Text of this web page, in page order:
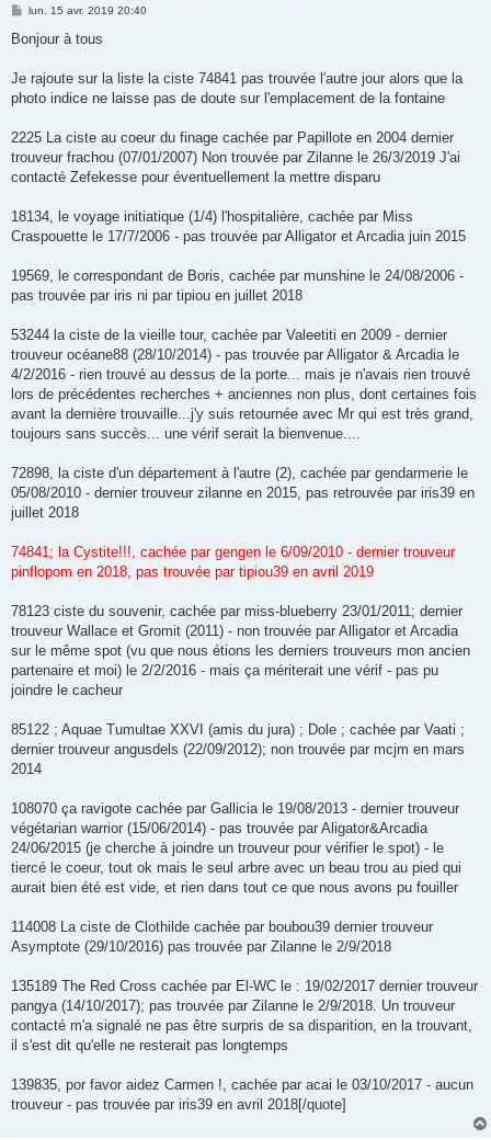
M
s
g
lun. 15 avr. 2019 20:40
Bonjour à tous
Je rajoute sur la liste la ciste 74841 pas trouvée l'autre jour alors que la
photo indice ne laisse pas de doute sur l'emplacement de la fontaine
2225 La ciste au coeur du finage cachée par Papillote en 2004 dernier
trouveur frachou (07/01/2007) Non trouvée par Zilanne le 26/3/2019 J'ai
contacté Zefekesse pour éventuellement la mettre disparu
18134, le voyage initiatique (1/4) l'hospitalière, cachée par Miss
Craspouette le 17/7/2006 - pas trouvée par Alligator et Arcadia juin 2015
19569, le correspondant de Boris, cachée par munshine le 24/08/2006 -
pas trouvée par iris ni par tipiou en juillet 2018
53244 la ciste de la vieille tour, cachée par Valeetiti en 2009 - dernier
trouveur océane88 (28/10/2014) - pas trouvée par Alligator & Arcadia le
4/2/2016 - rien trouvé au dessus de la porte... mais je n'avais rien trouvé
lors de précédentes recherches + anciennes non plus, dont certaines fois
avant la dernière trouvaille...j'y suis retournée avec Mr qui est très grand,
toujours sans succès... une vérif serait la bienvenue....
72898, la ciste d'un département à l'autre (2), cachée par gendarmerie le
05/08/2010 - dernier trouveur zilanne en 2015, pas retrouvée par iris39 en
juillet 2018
74841; la Cystite!!!, cachée par gengen le 6/09/2010 - dernier trouveur
pinflopom en 2018, pas trouvée par tipiou39 en avril 2019
78123 ciste du souvenir, cachée par miss-blueberry 23/01/2011; dernier
trouveur Wallace et Gromit (2011) - non trouvée par Alligator et Arcadia
sur le même spot (vu que nous étions les derniers trouveurs mon ancien
partenaire et moi) le 2/2/2016 - mais ça mériterait une vérif - pas pu
joindre le cacheur
85122 ; Aquae Tumultae XXVI (amis du jura) ; Dole ; cachée par Vaati ;
dernier trouveur angusdels (22/09/2012); non trouvée par mcjm en mars
2014
108070 ça ravigote cachée par Gallicia le 19/08/2013 - dernier trouveur
végétarian warrior (15/06/2014) - pas trouvée par Aligator&Arcadia
24/06/2015 (je cherche à joindre un trouveur pour vérifier le spot) - le
tiercé le coeur, tout ok mais le seul arbre avec un beau trou au pied qui
aurait bien été est vide, et rien dans tout ce que nous avons pu fouiller
114008 La ciste de Clothilde cachée par boubou39 dernier trouveur
Asymptote (29/10/2016) pas trouvée par Zilanne le 2/9/2018
135189 The Red Cross cachée par El-WC le : 19/02/2017 dernier trouveur
pangya (14/10/2017); pas trouvée par Zilanne le 2/9/2018. Un trouveur
contacté m'a signalé ne pas être surpris de sa disparition, en la trouvant,
il s'est dit qu'elle ne resterait pas longtemps
139835, por favor aidez Carmen !, cachée par acai le 03/10/2017 - aucun
trouveur - pas trouvée par iris39 en avril 2018[/quote]